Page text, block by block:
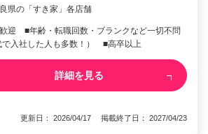
県の「すき家」各店舗
迎 ■年齢・転職回数・ブランクなど一切不問
で入社した人も多数！） ■高卒以上
詳細を見る
更新日： 2026/04/17 掲載終了日： 2027/04/23